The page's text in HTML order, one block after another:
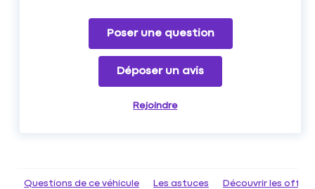
Poser une question
Déposer un avis
Rejoindre
Questions de ce véhicule Les astuces Découvrir les